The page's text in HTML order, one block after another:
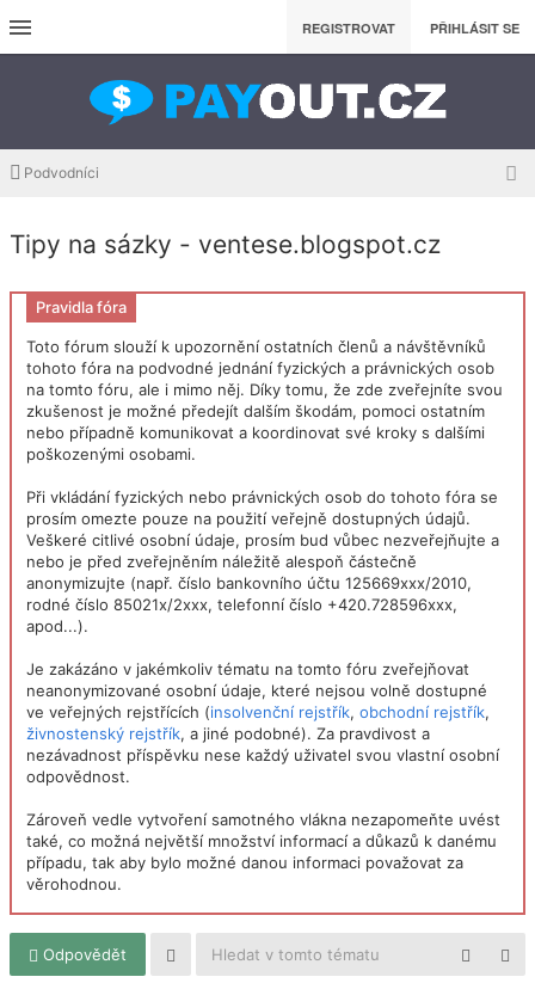
REGISTROVAT PŘIHLÁSIT SE
Podvodníci
Tipy na sázky - ventese.blogspot.cz
Pravidla fóra
Toto fórum slouží k upozornění ostatních členů a návštěvníků
tohoto fóra na podvodné jednání fyzických a právnických osob
na tomto fóru, ale i mimo něj. Díky tomu, že zde zveřejníte svou
zkušenost je možné předejít dalším škodám, pomoci ostatním
nebo případně komunikovat a koordinovat své kroky s dalšími
poškozenými osobami.
Při vkládání fyzických nebo právnických osob do tohoto fóra se
prosím omezte pouze na použití veřejně dostupných údajů.
Veškeré citlivé osobní údaje, prosím bud vůbec nezveřejňujte a
nebo je před zveřejněním náležitě alespoň částečně
anonymizujte (např. číslo bankovního účtu 125669xxx/2010,
rodné číslo 85021x/2xxx, telefonní číslo +420.728596xxx,
apod...).
Je zakázáno v jakémkoliv tématu na tomto fóru zveřejňovat
neanonymizované osobní údaje, které nejsou volně dostupné
ve veřejných rejstřících (insolvenční rejstřík, obchodní rejstřík,
živnostenský rejstřík, a jiné podobné). Za pravdivost a
nezávadnost příspěvku nese každý uživatel svou vlastní osobní
odpovědnost.
Zároveň vedle vytvoření samotného vlákna nezapomeňte uvést
také, co možná největší množství informací a důkazů k danému
případu, tak aby bylo možné danou informaci považovat za
věrohodnou.
Odpovědět